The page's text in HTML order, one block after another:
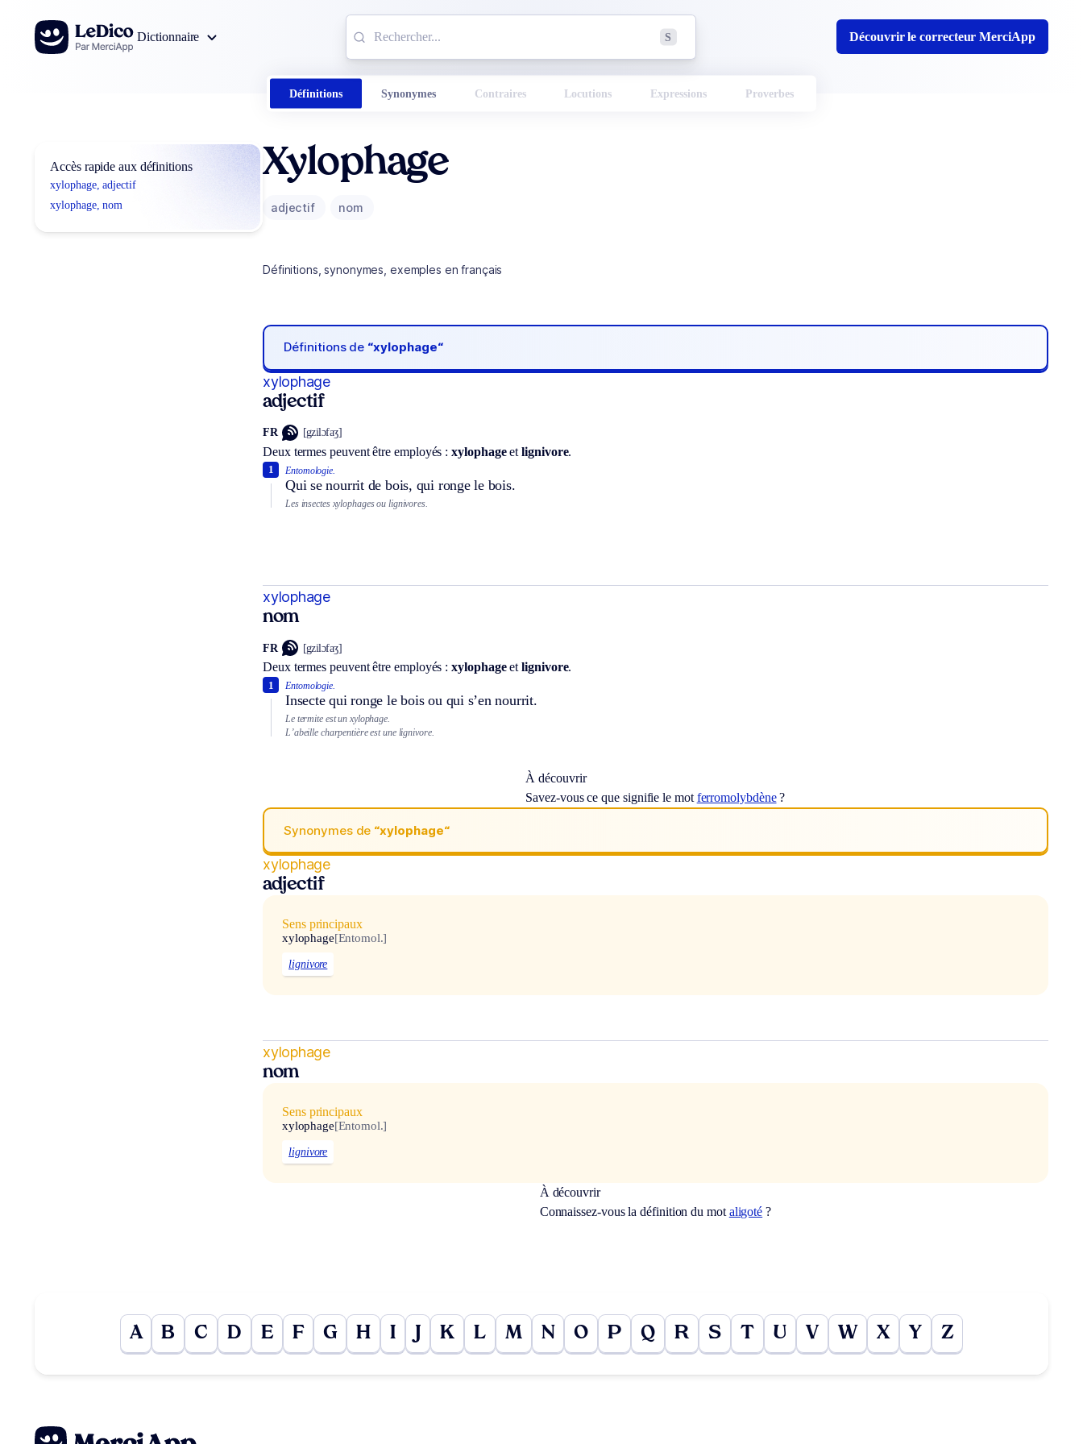
Aller au contenu
Dictionnaire
S Découvrir le correcteur MerciApp
Définitions Synonymes Contraires Locutions Expressions Proverbes
Accès rapide aux définitions
xylophage, adjectif
xylophage, nom
Xylophage
adjectif nom
Définitions, synonymes, exemples en français
Définitions de “xylophage“
xylophage
adjectif
FR [gzilɔfaʒ]
Deux termes peuvent être employés :xylophageetlignivore.
Entomologie.
Qui se nourrit de bois, qui ronge le bois.
1
Les insectes xylophages ou lignivores.
xylophage
nom
FR [gzilɔfaʒ]
Deux termes peuvent être employés :xylophageetlignivore.
Entomologie.
Insecte qui ronge le bois ou qui s’en nourrit.
1
Le termite est un xylophage.
L’abeille charpentière est une lignivore.
À découvrir
Savez-vous ce que signifie le mot ferromolybdène?
Synonymes de “xylophage“
xylophage
adjectif
Sens principaux
xylophage[Entomol.]
lignivore
xylophage
nom
Sens principaux
xylophage[Entomol.]
lignivore
À découvrir
Connaissez-vous la définition du mot aligoté ?
A B C D E F G H I K L M N O P Q R S T U V W X Y Z